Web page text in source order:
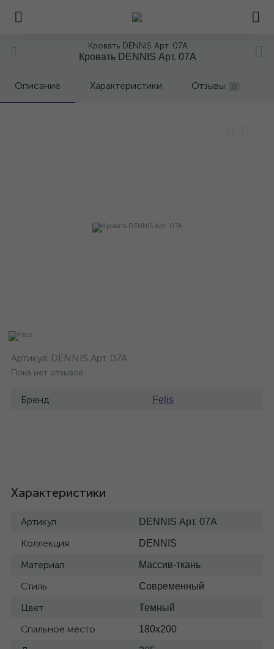
Кровать DENNIS Арт. 07A
Кровать DENNIS Арт. 07A
Описание Характеристики Отзывы 0
Артикул: DENNIS Арт. 07A
Пока нет отзывов
Бренд Felis
Характеристики
Артикул DENNIS Арт. 07A
Коллекция DENNIS
Материал Массив-ткань
Стиль Современный
Цвет Темный
Спальное место 180x200